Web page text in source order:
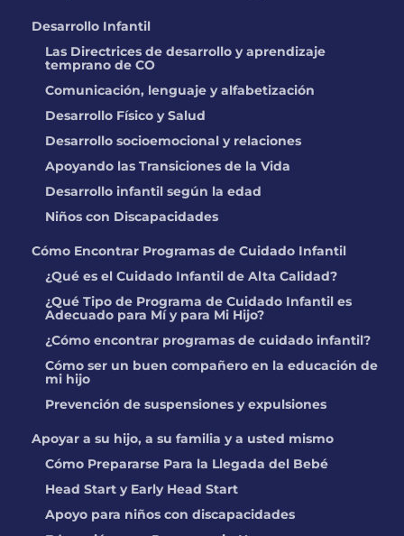
Custer County School
Boys & Girls Club of
Fremont County
Not currently
Cadence Academy /
GATEWAY ACADEMY
KEN CARYL
LOCATION: 12633 W Indore PL, Littleton,
184.19 miles
Barbara McGregor
LOCATION: 3535 Eastman AVE, Boulder,
184.99 miles
Desarrollo Infantil
Las Directrices de desarrollo y aprendizaje
temprano de CO
Comunicación, lenguaje y alfabetización
Desarrollo Físico y Salud
Desarrollo socioemocional y relaciones
Apoyando las Transiciones de la Vida
Desarrollo infantil según la edad
Niños con Discapacidades
Cómo Encontrar Programas de Cuidado Infantil
¿Qué es el Cuidado Infantil de Alta Calidad?
¿Qué Tipo de Programa de Cuidado Infantil es
Adecuado para Mí y para Mi Hijo?
¿Cómo encontrar programas de cuidado infantil?
Cómo ser un buen compañero en la educación de
mi hijo
Prevención de suspensiones y expulsiones
Apoyar a su hijo, a su familia y a usted mismo
Cómo Prepararse Para la Llegada del Bebé
Head Start y Early Head Start
Apoyo para niños con discapacidades